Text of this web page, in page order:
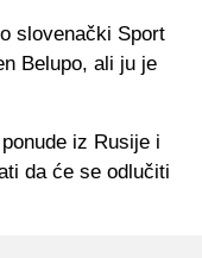
slovenački Sport
Belupo, ali ju je
iz Rusije i
da će se odlučiti